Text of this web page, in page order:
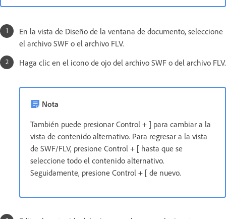
En la vista de Diseño de la ventana de documento, seleccione
el archivo SWF o el archivo FLV.
Haga clic en el icono de ojo del archivo SWF o del archivo FLV.
Nota
También puede presionar Control + ] para cambiar a la
vista de contenido alternativo. Para regresar a la vista
de SWF/FLV, presione Control + [ hasta que se
seleccione todo el contenido alternativo.
Seguidamente, presione Control + [ de nuevo.